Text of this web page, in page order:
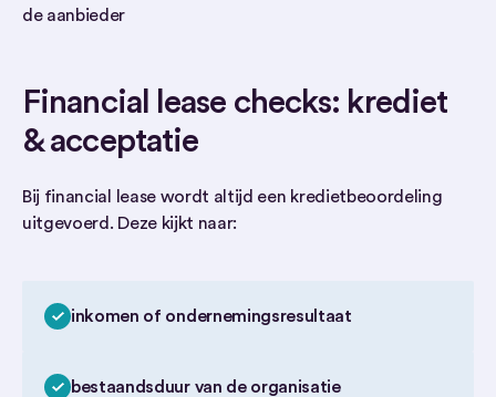
de aanbieder
Financial lease checks: krediet
& acceptatie
Bij financial lease wordt altijd een kredietbeoordeling
uitgevoerd. Deze kijkt naar:
inkomen of ondernemingsresultaat
bestaandsduur van de organisatie